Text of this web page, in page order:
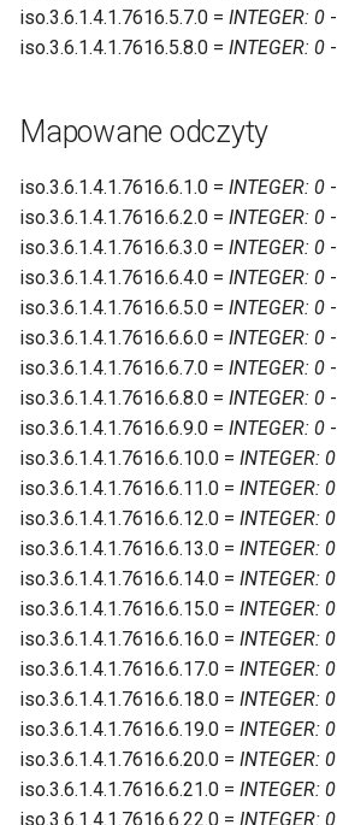
iso.3.6.1.4.1.7616.5.7.0 = INTEGER: 0 -
iso.3.6.1.4.1.7616.5.8.0 = INTEGER: 0 -
Mapowane odczyty
iso.3.6.1.4.1.7616.6.1.0 = INTEGER: 0 -
iso.3.6.1.4.1.7616.6.2.0 = INTEGER: 0 -
iso.3.6.1.4.1.7616.6.3.0 = INTEGER: 0 -
iso.3.6.1.4.1.7616.6.4.0 = INTEGER: 0 -
iso.3.6.1.4.1.7616.6.5.0 = INTEGER: 0 -
iso.3.6.1.4.1.7616.6.6.0 = INTEGER: 0 -
iso.3.6.1.4.1.7616.6.7.0 = INTEGER: 0 -
iso.3.6.1.4.1.7616.6.8.0 = INTEGER: 0 -
iso.3.6.1.4.1.7616.6.9.0 = INTEGER: 0 -
iso.3.6.1.4.1.7616.6.10.0 = INTEGER: 0
iso.3.6.1.4.1.7616.6.11.0 = INTEGER: 0
iso.3.6.1.4.1.7616.6.12.0 = INTEGER: 0
iso.3.6.1.4.1.7616.6.13.0 = INTEGER: 0
iso.3.6.1.4.1.7616.6.14.0 = INTEGER: 0
iso.3.6.1.4.1.7616.6.15.0 = INTEGER: 0
iso.3.6.1.4.1.7616.6.16.0 = INTEGER: 0
iso.3.6.1.4.1.7616.6.17.0 = INTEGER: 0
iso.3.6.1.4.1.7616.6.18.0 = INTEGER: 0
iso.3.6.1.4.1.7616.6.19.0 = INTEGER: 0
iso.3.6.1.4.1.7616.6.20.0 = INTEGER: 0
iso.3.6.1.4.1.7616.6.21.0 = INTEGER: 0
iso.3.6.1.4.1.7616.6.22.0 = INTEGER: 0